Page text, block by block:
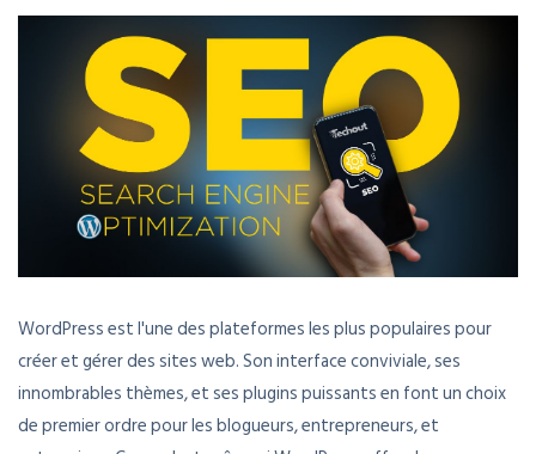
WordPress est l'une des plateformes les plus populaires pour
créer et gérer des sites web. Son interface conviviale, ses
innombrables thèmes, et ses plugins puissants en font un choix
de premier ordre pour les blogueurs, entrepreneurs, et